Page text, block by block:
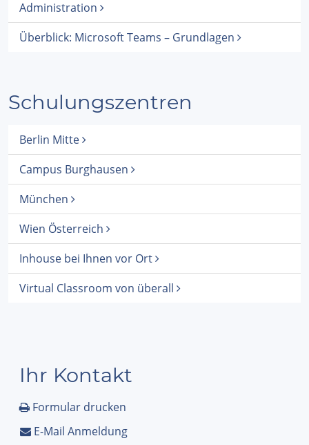
Administration
Überblick: Microsoft Teams – Grundlagen
Schulungszentren
Berlin Mitte
Campus Burghausen
München
Wien Österreich
Inhouse bei Ihnen vor Ort
Virtual Classroom von überall
Ihr Kontakt
Formular drucken
E-Mail Anmeldung